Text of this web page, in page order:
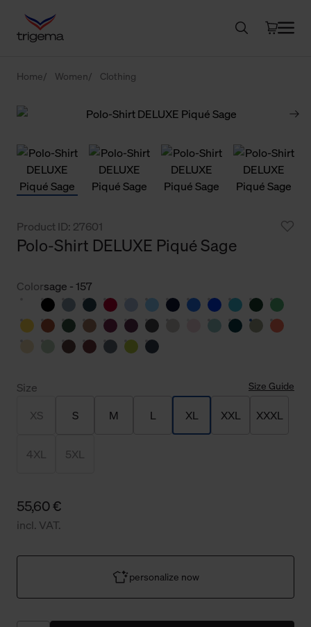
Home Women Clothing
Product ID: 27601
Polo-Shirt DELUXE Piqué Sage
Colorsage - 157
Size Size Guide
XS S M L XL XXL XXXL
4XL 5XL
55,60 €
incl. VAT.
personalize now